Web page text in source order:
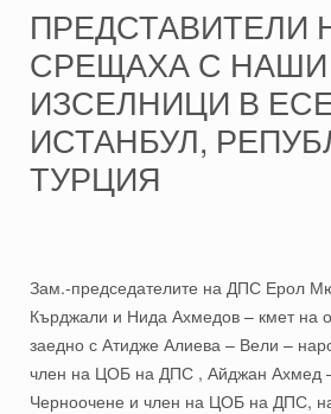
ПРЕДСТАВИТЕЛИ
СРЕЩАХА С НАШИ
ИЗСЕЛНИЦИ В
ИСТАНБУЛ,
ТУРЦИЯ
Зам.-председателите на ДПС Ерол
Кърджали и Нида Ахмедов – кмет на
заедно с Атидже Алиева – Вели –
член на ЦОБ на ДПС , Айджан Ахмед
Черноочене и член на ЦОБ на ДПС,